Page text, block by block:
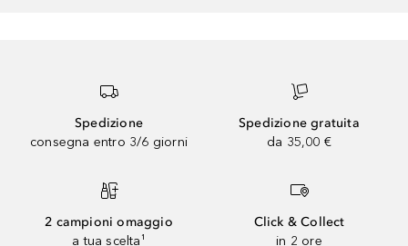
Spedizione
consegna entro 3/6 giorni
Spedizione gratuita
da 35,00 €
2 campioni omaggio
a tua scelta¹
Click & Collect
in 2 ore